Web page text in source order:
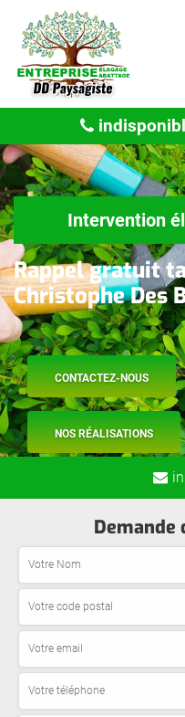
Intervention
Rappel gratuit
Christophe Des
CONTACTEZ-NOUS
NOS RÉALISATIONS
Demande